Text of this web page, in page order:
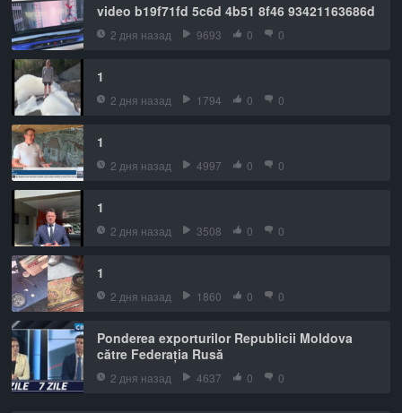
video b19f71fd 5c6d 4b51 8f46 93421163686d
2 дня назад 9693 0 0
1
2 дня назад 1794 0 0
1
2 дня назад 4997 0 0
1
2 дня назад 3508 0 0
1
2 дня назад 1860 0 0
Ponderea exporturilor Republicii Moldova
către Federația Rusă
2 дня назад 4637 0 0